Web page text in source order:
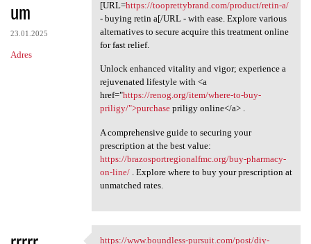
um
23.01.2025
Adres
[URL=https://tooprettybrand.com/product/retin-a/
- buying retin a[/URL - with ease. Explore various
alternatives to secure acquire this treatment online
for fast relief.
Unlock enhanced vitality and vigor; experience a
rejuvenated lifestyle with <a
href="https://renog.org/item/where-to-buy-
priligy/">purchasepriligy online</a> .
A comprehensive guide to securing your
prescription at the best value:
https://brazosportregionalfmc.org/buy-pharmacy-
on-line/. Explore where to buy your prescription at
unmatched rates.
https://www.boundless-pursuit.com/post/diy-